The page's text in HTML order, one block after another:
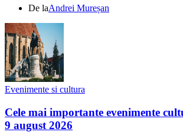
De laAndrei Mureșan
Evenimente si cultura
Cele mai importante evenimente
9 august 2026